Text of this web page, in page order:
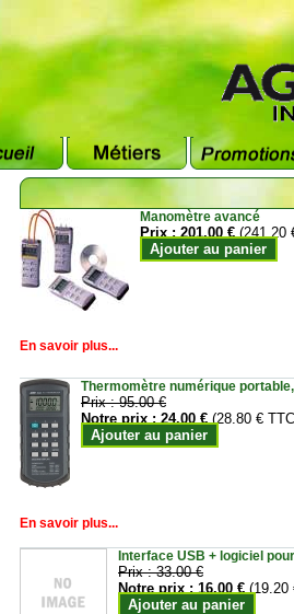
Manomètre avancé
Prix :201.00 € (241.20
Ajouter au panier
En savoir plus...
Thermomètre numérique
Prix :95.00 €
Notre prix :24.00 € (28.80 €
Ajouter au panier
En savoir plus...
Interface USB + logiciel
Prix :33.00 €
Notre prix :16.00 € (19.20
Ajouter au panier